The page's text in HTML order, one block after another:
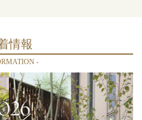
情報
-